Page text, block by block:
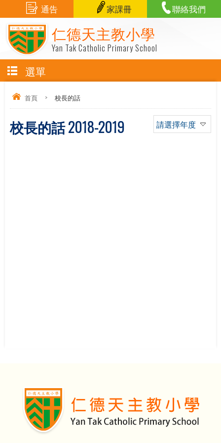
仁德天主教小學
Yan Tak Catholic Primary School
通告 家課冊 聯絡我們
選單
首頁 > 校長的話
校長的話 2018-2019 請選擇年度